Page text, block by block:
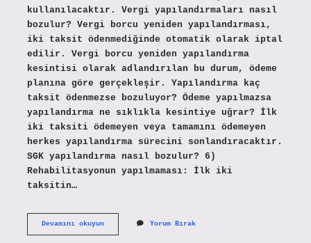
kullanılacaktır. Vergi yapılandırmaları nasıl
bozulur? Vergi borcu yeniden yapılandırması,
iki taksit ödenmediğinde otomatik olarak iptal
edilir. Vergi borcu yeniden yapılandırma
kesintisi olarak adlandırılan bu durum, ödeme
planına göre gerçekleşir. Yapılandırma kaç
taksit ödenmezse bozuluyor? Ödeme yapılmazsa
yapılandırma ne sıklıkla kesintiye uğrar? İlk
iki taksiti ödemeyen veya tamamını ödemeyen
herkes yapılandırma sürecini sonlandıracaktır.
SGK yapılandırma nasıl bozulur? 6)
Rehabilitasyonun yapılmaması: İlk iki
taksitin…
Devamını okuyunYapılandırmaYorum Bırak